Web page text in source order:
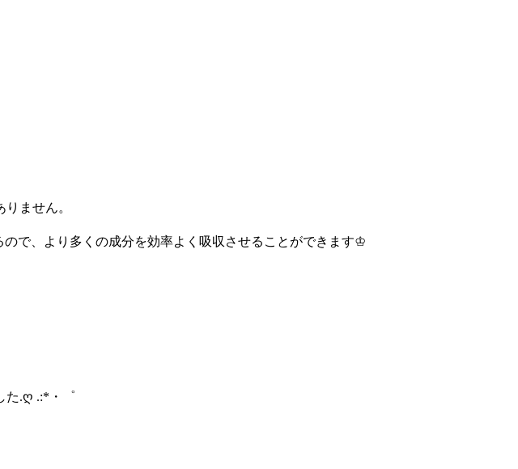
ません。
で、より多くの成分を効率よく吸収させることができます♔
た.ღ .:*・゜